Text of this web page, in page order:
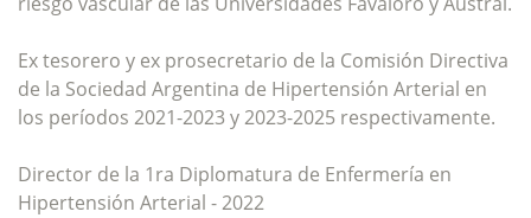
Ex tesorero y ex prosecretario de la Comisión Directiva
de la Sociedad Argentina de Hipertensión Arterial en
los períodos 2021-2023 y 2023-2025 respectivamente.
Director de la 1ra Diplomatura de Enfermería en
Hipertensión Arterial - 2022